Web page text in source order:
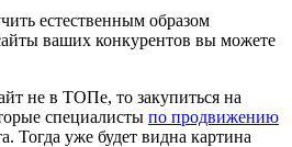
естественным образом
ваших конкурентов вы можете
не в ТОПе, то закупиться на
специалисты по продвижению
Тогда уже будет видна картина